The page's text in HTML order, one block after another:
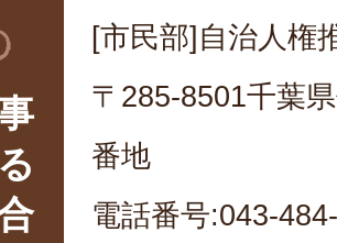
[市民部]自治人権
〒285-8501千葉
番地
電話番号:043-